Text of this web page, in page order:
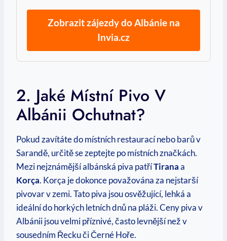
Zobrazit zájezdy do Albánie na
Invia.cz
2. Jaké Místní Pivo V
Albánii Ochutnat?
Pokud zavítáte do místních restaurací nebo barů v
Sarandě, určitě se zeptejte po místních značkách.
Mezi nejznámější albánská piva patříTiranaa
Korça. Korça je dokonce považována za nejstarší
pivovar v zemi. Tato piva jsou osvěžující, lehká a
ideální do horkých letních dnů na pláži. Ceny piva v
Albánii jsou velmi příznivé, často levnější než v
sousedním Řecku či Černé Hoře.